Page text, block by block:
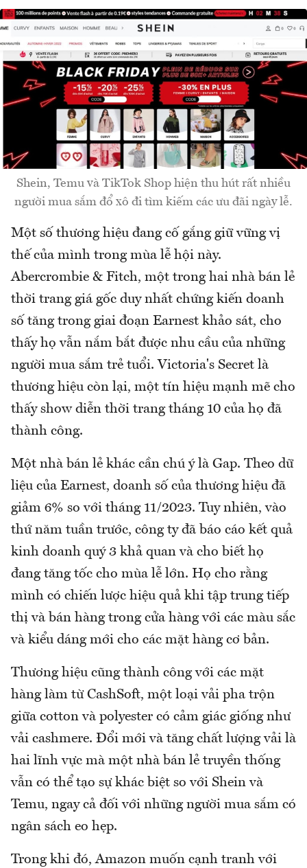
Shein, Temu và TikTok Shop hiện thu hút rất nhiều
người mua sắm đổ xô đi tìm kiếm các ưu đãi ngày lễ.
Một số thương hiệu đang cố gắng giữ vững vị
thế của mình trong mùa lễ hội này.
Abercrombie & Fitch, một trong hai nhà bán lẻ
thời trang giá gốc duy nhất chứng kiến ​​doanh
số tăng trong giai đoạn Earnest khảo sát, cho
thấy họ vẫn nắm bắt được nhu cầu của những
người mua sắm trẻ tuổi. Victoria's Secret là
thương hiệu còn lại, một tín hiệu mạnh mẽ cho
thấy show diễn thời trang tháng 10 của họ đã
thành công.
Một nhà bán lẻ khác cần chú ý là Gap. Theo dữ
liệu của Earnest, doanh số của thương hiệu đã
giảm 6% so với tháng 11/2023. Tuy nhiên, vào
thứ năm tuần trước, công ty đã báo cáo kết quả
kinh doanh quý 3 khả quan và cho biết họ
đang tăng tốc cho mùa lễ lớn. Họ cho rằng
mình có chiến lược hiệu quả khi tập trung tiếp
thị và bán hàng trong cửa hàng với các màu sắc
và kiểu dáng mới cho các mặt hàng cơ bản.
Thương hiệu cũng thành công với các mặt
hàng làm từ CashSoft, một loại vải pha trộn
giữa cotton và polyester có cảm giác giống như
vải cashmere. Đổi mới và tăng chất lượng vải là
hai lĩnh vực mà một nhà bán lẻ truyền thống
vẫn có thể tạo sự khác biệt so với Shein và
Temu, ngay cả đối với những người mua sắm có
ngân sách eo hẹp.
Trong khi đó, Amazon muốn cạnh tranh với